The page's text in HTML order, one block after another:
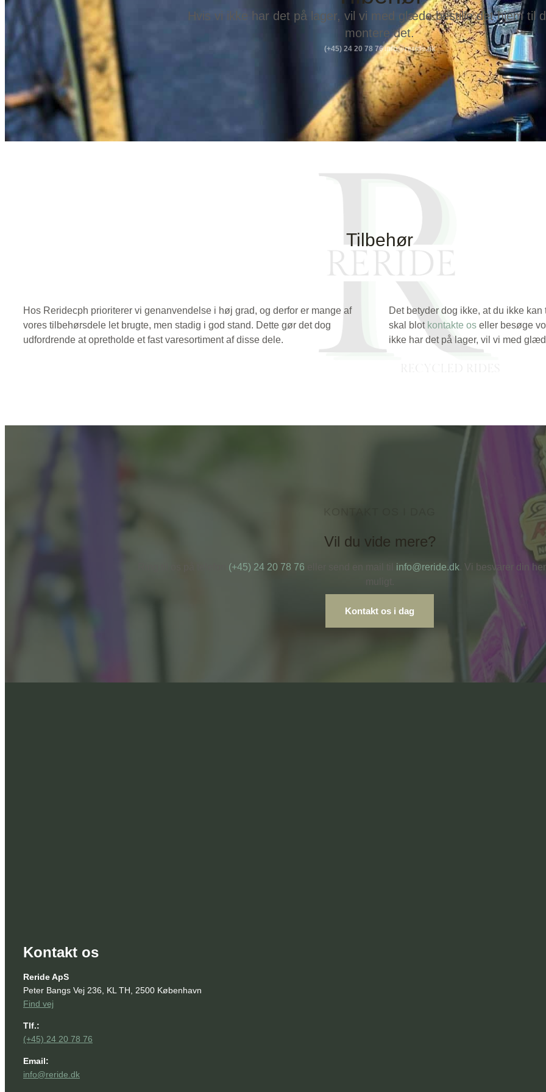
Hvis vi ikke har det på lager, vil vi med glæde bestille det hjem til
montere det.
(+45) 24 20 78 76info@reride.dk
Tilbehør
Hos Reridecph prioriterer vi genanvendelse i høj grad, og derfor er mange af
vores tilbehørsdele let brugte, men stadig i god stand. Dette gør det dog
udfordrende at opretholde et fast varesortiment af disse dele.
Det betyder dog ikke, at du ikke
skal blot kontakte os eller besøge
ikke har det på lager, vil vi med
Vil du vide mere?
(+45) 24 20 78 76 info@reride.dk. Vi besvarer din
Kontakt os i dag
Kontakt os
Reride ApS
Peter Bangs Vej 236, KL TH, 2500 København
Find vej
Tlf.:
(+45) 24 20 78 76
Email:
info@reride.dk